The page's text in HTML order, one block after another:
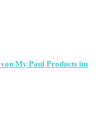
My Paul Products im